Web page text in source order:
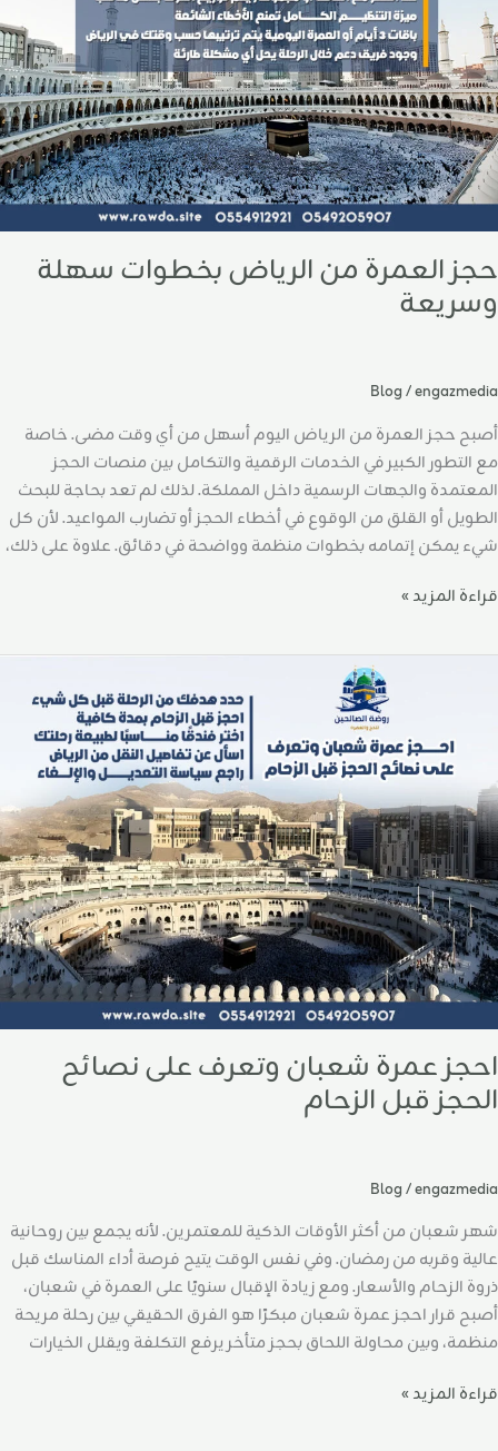
حجز العمرة من الرياض بخطوات سهلة
وسريعة
Blog/engazmedia
أصبح حجز العمرة من الرياض اليوم أسهل من أي وقت مضى. خاصة
مع التطور الكبير في الخدمات الرقمية والتكامل بين منصات الحجز
المعتمدة والجهات الرسمية داخل المملكة. لذلك لم تعد بحاجة للبحث
الطويل أو القلق من الوقوع في أخطاء الحجز أو تضارب المواعيد. لأن كل
شيء يمكن إتمامه بخطوات منظمة وواضحة في دقائق. علاوة على ذلك،
سهلة
وسريعة
قراءة المزيد »
احجز عمرة شعبان وتعرف على نصائح
الحجز قبل الزحام
Blog/engazmedia
شهر شعبان من أكثر الأوقات الذكية للمعتمرين. لأنه يجمع بين روحانية
عالية وقربه من رمضان. وفي نفس الوقت يتيح فرصة أداء المناسك قبل
ذروة الزحام والأسعار. ومع زيادة الإقبال سنويًا على العمرة في شعبان،
أصبح قرار احجز عمرة شعبان مبكرًا هو الفرق الحقيقي بين رحلة مريحة
منظمة، وبين محاولة اللحاق بحجز متأخر يرفع التكلفة ويقلل الخيارات
وتعرف
على
نصائح
الحجز
قبل
الزحام
قراءة المزيد »